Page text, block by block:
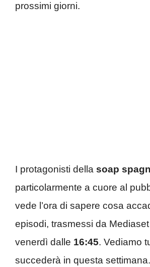
prossimi giorni.
I protagonisti della soap
particolarmente a cuore al
vede l’ora di sapere cosa
episodi, trasmessi da
venerdì dalle 16:45. Vediamo
succederà in questa settimana.